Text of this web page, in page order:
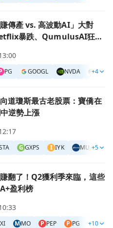
動AI」大對決：從Netflix暴跌
傳產 vs. 高波動AI」大對
暴跌、QumulusAI狂飆
PG GOOGL NVDA #美股
+4
票：寶僑在AI拋售潮中逆勢
道瓊斯最古老股票：寶僑在
逆勢上漲
G GXPS I IYK MU P
+5
季來臨，這些公司榮登A+盈利
翻了！Q2獲利季來臨，這些
盈利榜
MMO P PEP P PG P PM
+10